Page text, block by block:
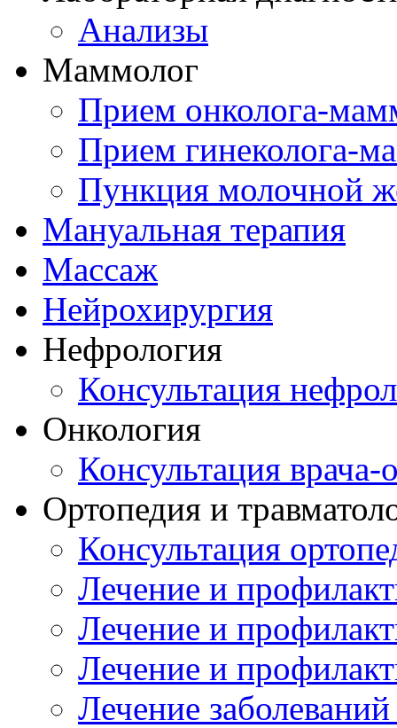
Анализы
Маммолог
Прием онколога-
Прием гинеколога-
Пункция молочной
Мануальная терапия
Массаж
Нейрохирургия
Нефрология
Консультация
Онкология
Консультация врача-
Ортопедия и
Консультация
Лечение и
Лечение и
Лечение и
Лечение